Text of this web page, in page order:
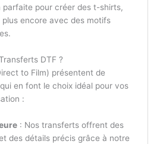
parfaite pour créer des t-shirts,
encore avec des motifs
DTF ?
to Film) présentent de
en font le choix idéal pour vos
:
: Nos transferts offrent des
des détails précis grâce à notre